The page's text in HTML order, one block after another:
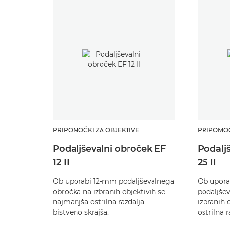
PRIPOMOČKI ZA OBJEKTIVE
Podaljševalni obroček EF
12 II
Ob uporabi 12-mm podaljševalnega
obročka na izbranih objektivih se
najmanjša ostrilna razdalja
bistveno skrajša.
25 II
Ob
izbranih
ostrilna